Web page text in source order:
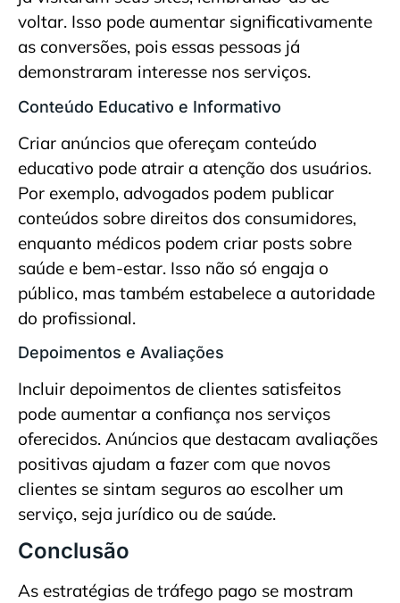
voltar. Isso pode aumentar significativamente
as conversões, pois essas pessoas já
demonstraram interesse nos serviços.
Conteúdo Educativo e Informativo
Criar anúncios que ofereçam conteúdo
educativo pode atrair a atenção dos usuários.
Por exemplo, advogados podem publicar
conteúdos sobre direitos dos consumidores,
enquanto médicos podem criar posts sobre
saúde e bem-estar. Isso não só engaja o
público, mas também estabelece a autoridade
do profissional.
Depoimentos e Avaliações
Incluir depoimentos de clientes satisfeitos
pode aumentar a confiança nos serviços
oferecidos. Anúncios que destacam avaliações
positivas ajudam a fazer com que novos
clientes se sintam seguros ao escolher um
serviço, seja jurídico ou de saúde.
Conclusão
As estratégias de tráfego pago se mostram